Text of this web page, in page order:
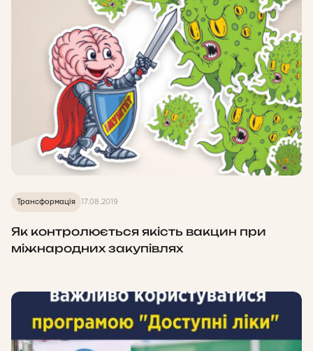
Трансформація 17.08.2019
Як контролюється якість вакцин при
міжнародних закупівлях